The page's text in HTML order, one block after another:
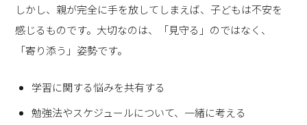
しかし、親が完全に手を放してしまえば、子どもは不安を
感じるものです。大切なのは、「見守る」のではなく、
「寄り添う」姿勢です。
学習に関する悩みを共有する
勉強法やスケジュールについて、一緒に考える